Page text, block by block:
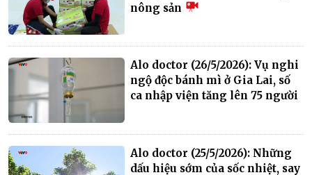
nông sản
Alo doctor (26/5/2026): Vụ nghi
ngộ độc bánh mì ở Gia Lai, số
ca nhập viện tăng lên 75 người
Alo doctor (25/5/2026): Những
dấu hiệu sớm của sốc nhiệt, say